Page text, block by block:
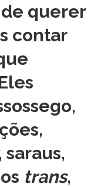
querer
contar
saraus,
trans,